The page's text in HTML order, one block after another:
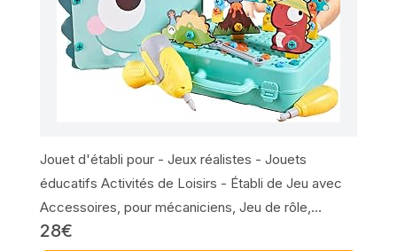
Jouet d'établi pour - Jeux réalistes - Jouets
éducatifs Activités de Loisirs - Établi de Jeu avec
Accessoires, pour mécaniciens, Jeu de rôle,
véhicules de Jardin, Famille, Social
28€